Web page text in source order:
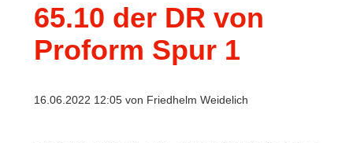
65.10 der DR von
Proform Spur 1
16.06.2022 12:05von Friedhelm Weidelich